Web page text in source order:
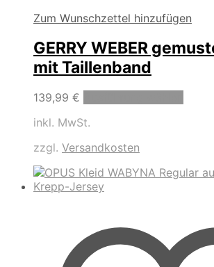
Zum Wunschzettel hinzufügen
GERRY WEBER
mit Taillenband
139,99 €
auf.
Die
der
inkl. MwSt.
zzgl. Versandkosten